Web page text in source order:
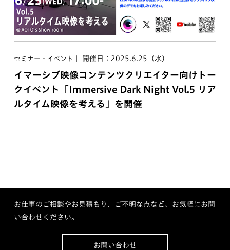
セミナー・イベント 開催日：2025.6.25（水）
イマーシブ映像コンテンツクリエイター向けトー
クイベント「Immersive Dark Night Vol.5 リア
ルタイム映像を考える」を開催
お仕事のご相談やお見積もり、ご不明な点など、お気軽にお問
い合わせください。
お問い合わせ